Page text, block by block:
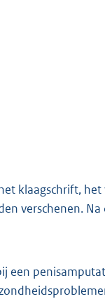
klaagschrift,
verschenen.